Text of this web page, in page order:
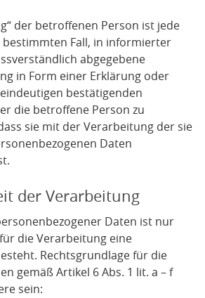
der betroffenen Person ist jede
Fall, in informierter
abgegebene
in Form einer Erklärung oder
bestätigenden
die betroffene Person zu
sie mit der Verarbeitung der sie
Daten
der Verarbeitung
Daten ist nur
die Verarbeitung eine
Rechtsgrundlage für die
gemäß Artikel 6 Abs. 1 lit. a – f
sein: